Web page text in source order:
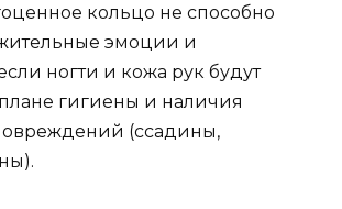
кольцо не способно
эмоции и
ногти и кожа рук будут
гигиены и наличия
(ссадины,